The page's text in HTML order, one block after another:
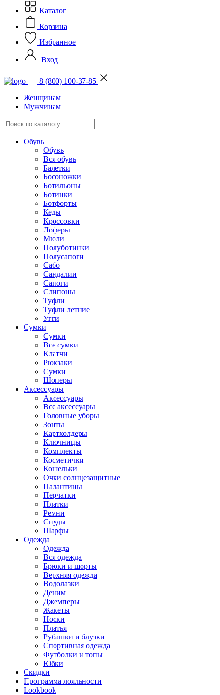
Каталог
Корзина
Избранное
Вход
8 (800) 100-37-85
Женщинам
Мужчинам
Обувь
Обувь
Вся обувь
Балетки
Босоножки
Ботильоны
Ботинки
Ботфорты
Кеды
Кроссовки
Лоферы
Мюли
Полуботинки
Полусапоги
Сабо
Сандалии
Сапоги
Слипоны
Туфли
Туфли летние
Угги
Сумки
Сумки
Все сумки
Клатчи
Рюкзаки
Сумки
Шоперы
Аксессуары
Аксессуары
Все аксессуары
Головные уборы
Зонты
Картхолдеры
Ключницы
Комплекты
Косметички
Кошельки
Очки солнцезащитные
Палантины
Перчатки
Платки
Ремни
Снуды
Шарфы
Одежда
Одежда
Вся одежда
Брюки и шорты
Верхняя одежда
Водолазки
Деним
Джемперы
Жакеты
Носки
Платья
Рубашки и блузки
Спортивная одежда
Футболки и топы
Юбки
Скидки
Программа лояльности
Lookbook